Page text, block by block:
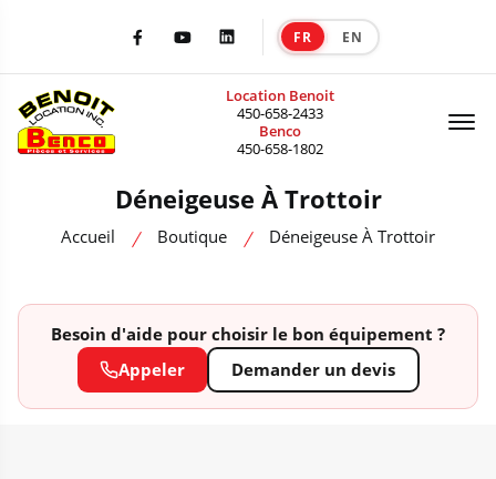
FacebookYoutubeLinkedIn FR EN
Location Benoit
450-658-2433
Benco
450-658-1802
Déneigeuse À Trottoir
Accueil Boutique Déneigeuse À Trottoir
Besoin d'aide pour choisir le bon équipement ?
Appeler
Demander un devis